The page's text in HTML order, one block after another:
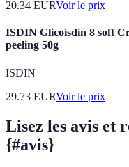
20.34 EURVoir le prix
ISDIN Glicoisdin 8 soft
peeling 50g
ISDIN
29.73 EURVoir le prix
Lisez les avis et
{#avis}